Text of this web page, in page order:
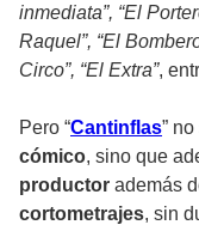
inmediata”, “El
Raquel”, “El
Circo”, “El Extra”,
Pero “Cantinflas”
cómico, sino que
productor además
cortometrajes, sin